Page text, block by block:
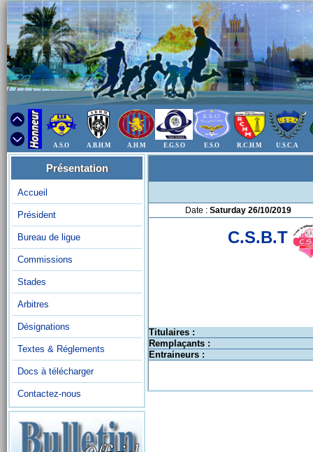
A.S.O A.B.H.M A.H.M E.G.S.O E.S.O R.C.H.M U.S.C.A
Présentation
Accueil
Président
Bureau de ligue
Commissions
Stades
Arbitres
Désignations
Textes & Réglements
Docs à télécharger
Contactez-nous
Date : Saturday 26/10/2019
C.S.B.T
Titulaires :
Remplaçants :
Entraineurs :